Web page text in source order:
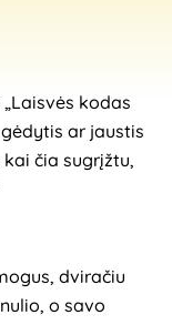
kodas
gėdytis ar jaustis
čia sugrįžtu,
dviračiu
o savo